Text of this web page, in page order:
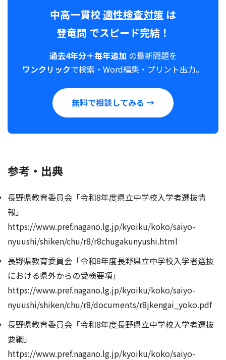
中高一貫校適性検査対策 は
登竜問 でスピード完結！
過去4年分＋毎年追加 の最新問題を
ワンクリックで検索・Word編集・プリント出力。
無料で相談してみる →
参考・出典
長野県教育委員会「令和8年度県立中学校入学者選抜情
報」
https://www.pref.nagano.lg.jp/kyoiku/koko/saiyo-
nyuushi/shiken/chu/r8/r8chugakunyushi.html
長野県教育委員会「令和8年度長野県立中学校入学者選抜
における県外からの受検要項」
https://www.pref.nagano.lg.jp/kyoiku/koko/saiyo-
nyuushi/shiken/chu/r8/documents/r8jkengai_yoko.pdf
長野県教育委員会「令和8年度長野県立中学校入学者選抜
要綱」
https://www.pref.nagano.lg.jp/kyoiku/koko/saiyo-